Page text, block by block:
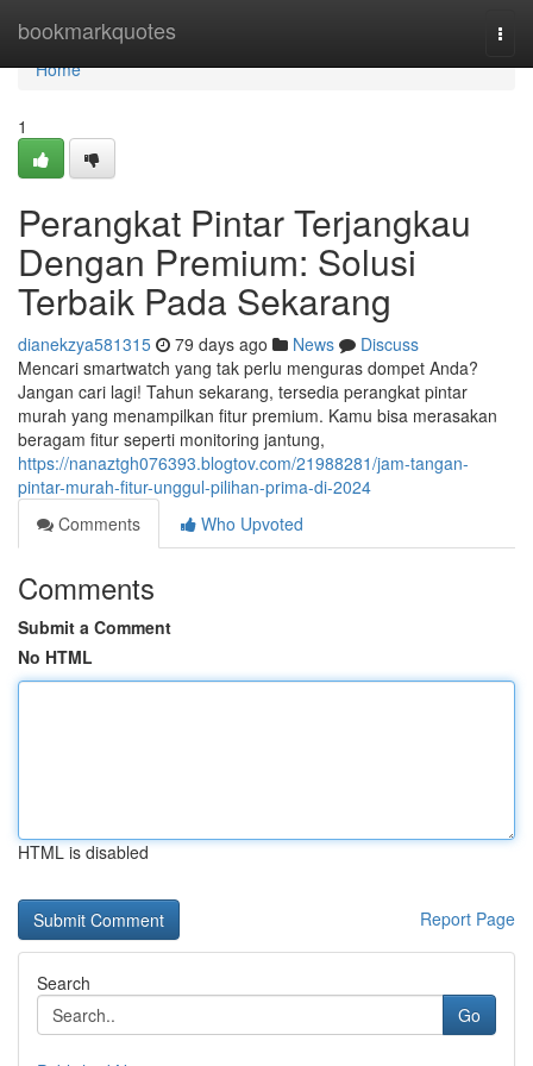
bookmarkquotes
Home
Home
1
Perangkat Pintar Terjangkau
Dengan Premium: Solusi
Terbaik Pada Sekarang
dianekzya581315 79 days ago News
Discuss
Mencari smartwatch yang tak perlu menguras dompet Anda?
Jangan cari lagi! Tahun sekarang, tersedia perangkat pintar
murah yang menampilkan fitur premium. Kamu bisa merasakan
beragam fitur seperti monitoring jantung,
https://nanaztgh076393.blogtov.com/21988281/jam-tangan-
pintar-murah-fitur-unggul-pilihan-prima-di-2024
Comments
Who Upvoted
Comments
Submit a Comment
No HTML
HTML is disabled
Report Page
Search
Go